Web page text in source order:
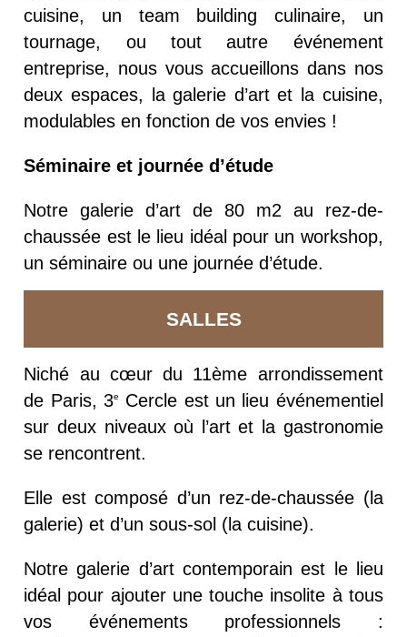
cuisine, un team building culinaire, un
tournage, ou tout autre événement
entreprise, nous vous accueillons dans nos
deux espaces, la galerie d’art et la cuisine,
modulables en fonction de vos envies !
Séminaire et journée d’étude
Notre galerie d’art de 80 m2 au rez-de-
chaussée est le lieu idéal pour un workshop,
un séminaire ou une journée d’étude.
SALLES
Niché au cœur du 11ème arrondissement
de Paris, 3e
Cercle est un lieu événementiel
sur deux niveaux où l’art et la gastronomie
se rencontrent.
Elle est composé d’un rez-de-chaussée (la
galerie) et d’un sous-sol (la cuisine).
Notre galerie d’art contemporain est le lieu
idéal pour ajouter une touche insolite à tous
vos événements professionnels :